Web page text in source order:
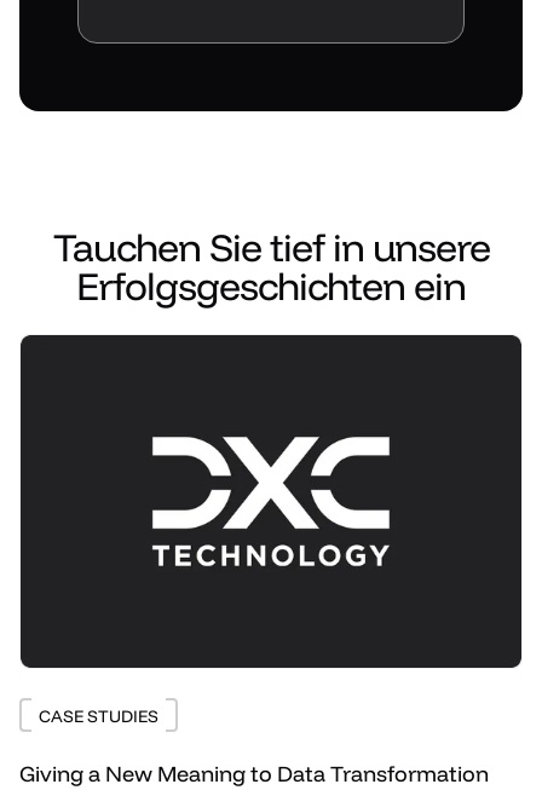
Fallstudie lesen
Plattform entdecken
Tauchen Sie tief in unsere
Erfolgsgeschichten ein
CASE STUDIES
Giving a New Meaning to Data Transformation